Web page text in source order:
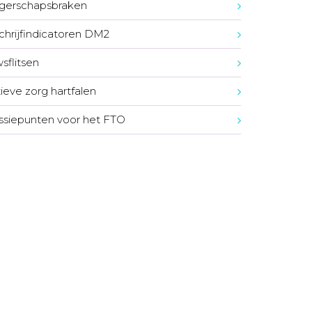
DM2
zorg hartfalen
voor het FTO